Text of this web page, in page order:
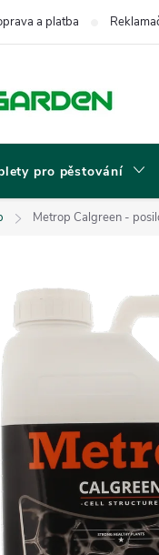
a platba
pro pěstování
Metrop Calgreen -